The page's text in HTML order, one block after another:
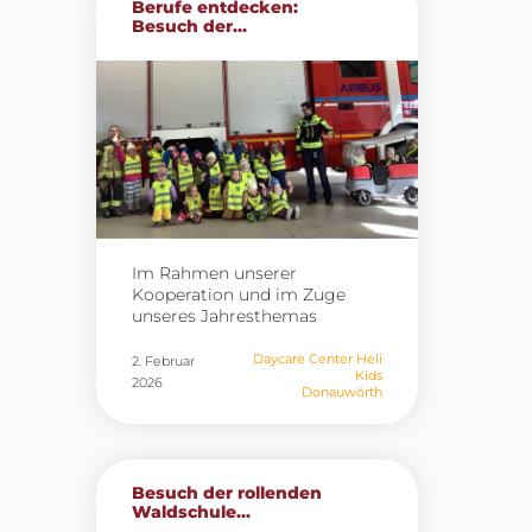
Berufe entdecken:
Besuch der...
Im Rahmen unserer
Kooperation und im Zuge
unseres Jahresthemas
der Heli Kids in Donauwörth
gestern die Werkfeuerwehr
von Airbus. Vor Ort erhielten
Feuerwache umfassend
erkunden. Besonders
2. Februar
2026
Daycare Center Heli
Kids
Donauwörth
Besuch der rollenden
Waldschule...